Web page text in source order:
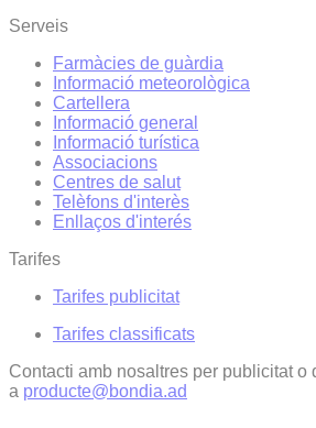
Serveis
Farmàcies de guàrdia
Informació meteorològica
Cartellera
Informació general
Informació turística
Associacions
Centres de salut
Telèfons d'interès
Enllaços d'interés
Tarifes
Tarifes publicitat
Tarifes classificats
Contacti amb nosaltres per publicitat o
a producte@bondia.ad